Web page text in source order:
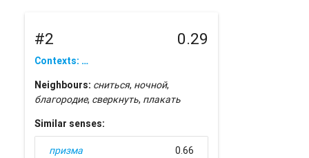
#2 0.29
Contexts: …
Neighbours: сниться, ночной,
благородие, сверкнуть, плакать
Similar senses:
призма 0.66